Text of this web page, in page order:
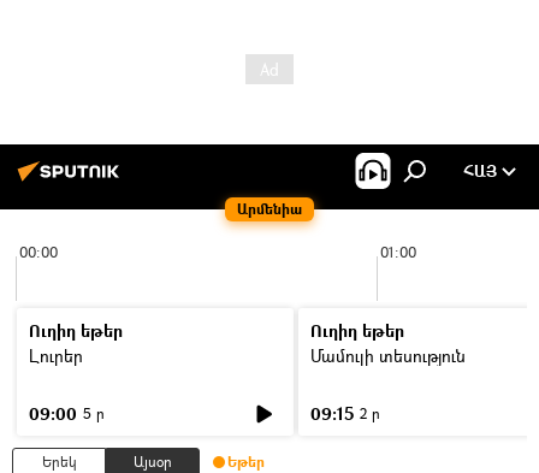
Արմենիա
ՀԱՅ
00:00 01:00
Ուղիղ եթեր
Լուրեր
09:00 5 ր
Ուղիղ եթեր
Մամուլի տեսություն
09:15 2 ր
Երեկ Այսօր Եթեր